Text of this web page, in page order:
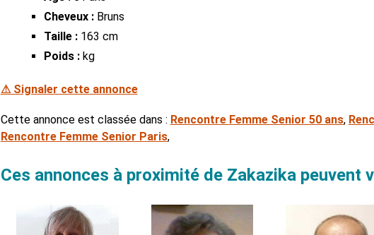
Cheveux : Bruns
Taille : 163 cm
Poids : kg
⚠ Signaler cette annonce
Cette annonce est classée dans : Rencontre Femme Senior 50 ans,
Rencontre Femme Senior Paris,
Ces annonces à proximité de Zakazika peuvent